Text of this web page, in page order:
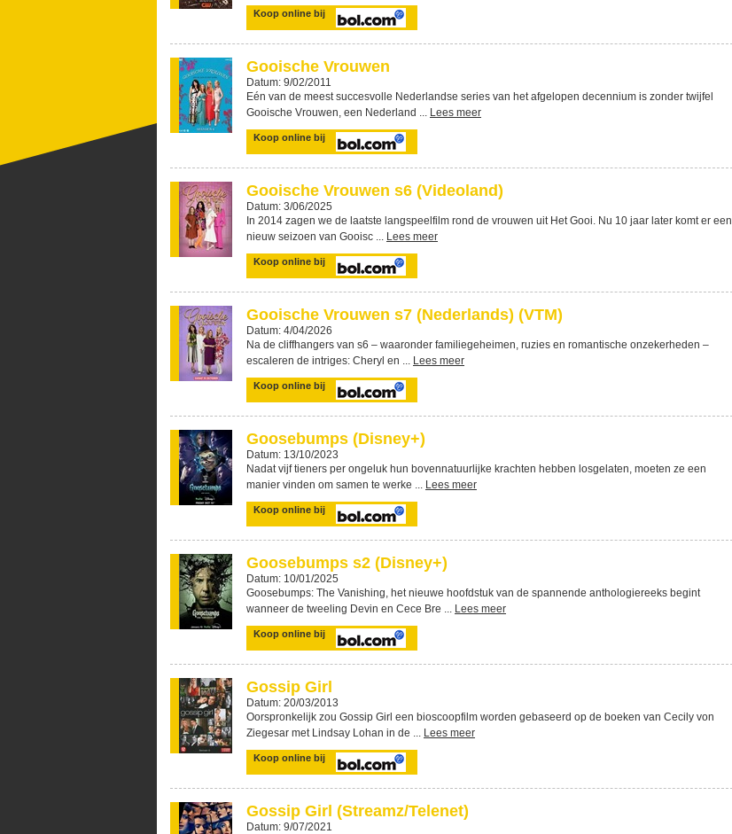
Koop online bij
Gooische Vrouwen
Datum: 9/02/2011
Eén van de meest succesvolle Nederlandse series van het afgelopen decennium is zonder twijfel
Gooische Vrouwen, een Nederland ... Lees meer
Koop online bij
Gooische Vrouwen s6 (Videoland)
Datum: 3/06/2025
In 2014 zagen we de laatste langspeelfilm rond de vrouwen uit Het Gooi. Nu 10 jaar later komt er een
nieuw seizoen van Gooisc ... Lees meer
Koop online bij
Gooische Vrouwen s7 (Nederlands) (VTM)
Datum: 4/04/2026
Na de cliffhangers van s6 – waaronder familiegeheimen, ruzies en romantische onzekerheden –
escaleren de intriges: Cheryl en ... Lees meer
Koop online bij
Goosebumps (Disney+)
Datum: 13/10/2023
Nadat vijf tieners per ongeluk hun bovennatuurlijke krachten hebben losgelaten, moeten ze een
manier vinden om samen te werke ... Lees meer
Koop online bij
Goosebumps s2 (Disney+)
Datum: 10/01/2025
Goosebumps: The Vanishing, het nieuwe hoofdstuk van de spannende anthologiereeks begint
wanneer de tweeling Devin en Cece Bre ... Lees meer
Koop online bij
Gossip Girl
Datum: 20/03/2013
Oorspronkelijk zou Gossip Girl een bioscoopfilm worden gebaseerd op de boeken van Cecily von
Ziegesar met Lindsay Lohan in de ... Lees meer
Koop online bij
Gossip Girl (Streamz/Telenet)
Datum: 9/07/2021